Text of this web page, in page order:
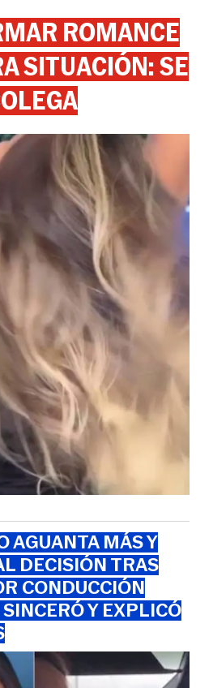
ROMANCE
SITUACIÓN: SE
AGUANTA MÁS Y
DECISIÓN TRAS
CONDUCCIÓN
Y EXPLICÓ